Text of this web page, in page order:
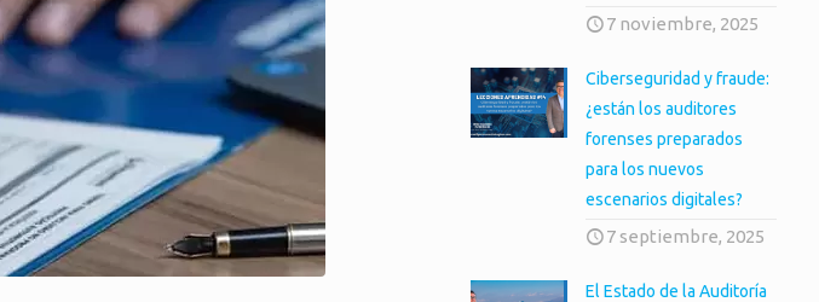
7 noviembre, 2025
Ciberseguridad y fraude:
¿están los auditores
forenses preparados
para los nuevos
escenarios digitales?
7 septiembre, 2025
El Estado de la Auditoría